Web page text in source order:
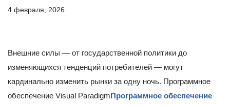
4 февраля, 2026
Внешние силы — от государственной политики до
изменяющихся тенденций потребителей — могут
кардинально изменить рынки за одну ночь. Программное
обеспечение Visual ParadigmПрограммное обеспечение